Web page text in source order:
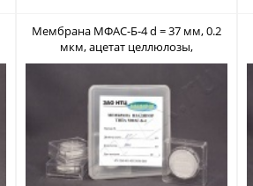
Мембрана МФАС-Б-4 d = 37 мм, 0.2
мкм, ацетат целлюлозы,
нестерильный (Владипор)